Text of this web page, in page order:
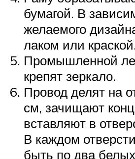
бумагой. В
желаемого
лаком или
Промышленной
крепят зеркало.
Провод делят на
см, зачищают
вставляют в
В каждом
быть по два